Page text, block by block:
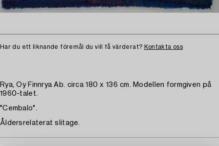
Har du ett liknande föremål du vill få värderat? Kontakta oss
Rya, Oy Finnrya Ab. circa 180 x 136 cm. Modellen formgiven på
1960-talet.
"Cembalo".
Åldersrelaterat slitage.